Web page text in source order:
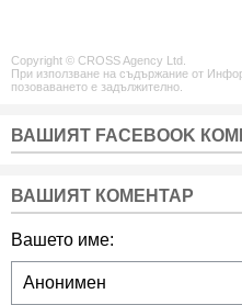
Copyright © CROSS Agency Ltd.
При използване на съдържание от
позоваването е задължително.
ВАШИЯТ FACEBOOK
ВАШИЯТ КОМЕНТАР
Вашето име: